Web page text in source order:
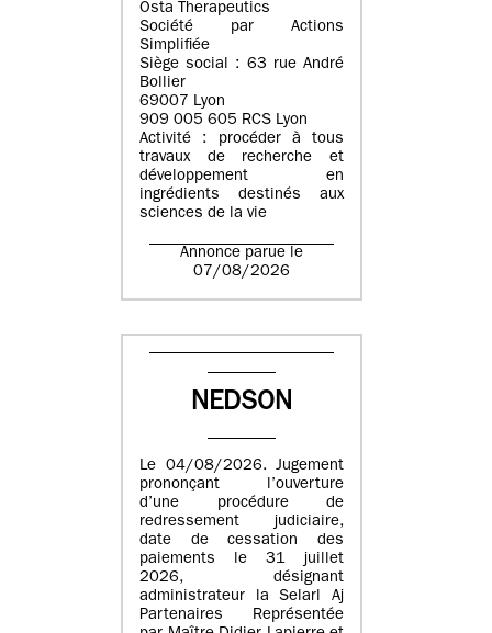
Osta Therapeutics
Société par Actions
Simplifiée
Siège social : 63 rue André
Bollier
69007 Lyon
909 005 605 RCS Lyon
Activité : procéder à tous
travaux de recherche et
développement en
ingrédients destinés aux
sciences de la vie
Annonce parue le
07/08/2026
NEDSON
Le 04/08/2026. Jugement
prononçant l’ouverture
d’une procédure de
redressement judiciaire,
date de cessation des
paiements le 31 juillet
2026, désignant
administrateur la Selarl Aj
Partenaires Représentée